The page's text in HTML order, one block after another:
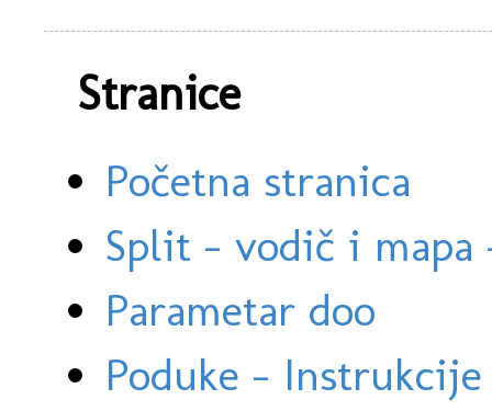
Stranice
Početna stranica
Split - vodič i
Parametar doo
Poduke -